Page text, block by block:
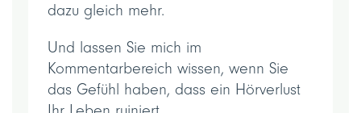
dazu gleich mehr.
Und lassen Sie mich im
Kommentarbereich wissen, wenn Sie
das Gefühl haben, dass ein Hörverlust